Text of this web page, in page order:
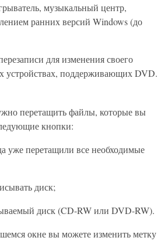
музыкальный центр,
ранних версий Windows (до
для изменения своего
устройствах, поддерживающих DVD.
перетащить файлы, которые вы
кнопки:
уже перетащили все необходимые
диск;
диск (CD-RW или DVD-RW).
окне вы можете изменить метку